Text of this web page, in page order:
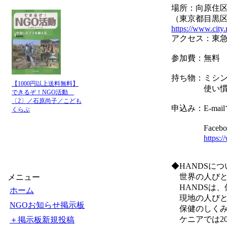
【1000円以上送料無料】
できるぞ！NGO活動
〔2〕／石原尚子／こども
くらぶ
メニュー
ホーム
NGOお知らせ掲示板
＋掲示板新規投稿
場所：向原住
（東京都目黒
https://
アクセス：東
参加費：無料
持ち物：ミシ
使い慣れた
申込み：E-
Facebookの
◆HANDSにつ
世界の人び
HANDSは、
現地の人び
保健のしく
ケニアでは